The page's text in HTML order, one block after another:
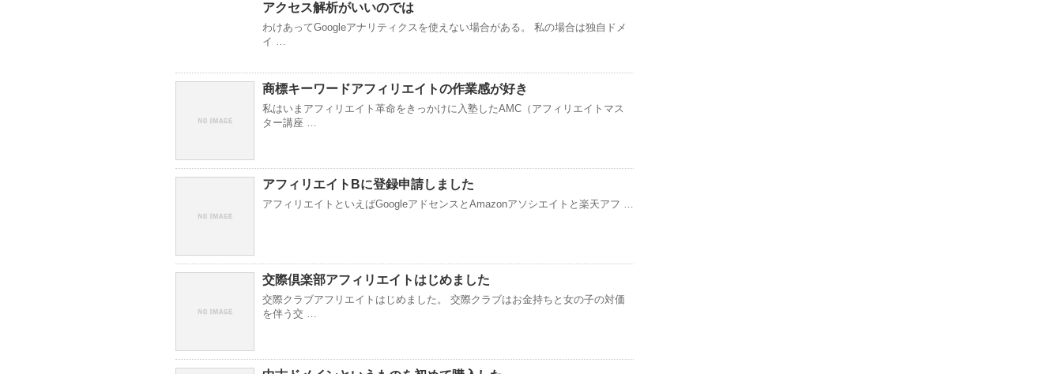
アクセス解析がいいのでは
わけあってGoogleアナリティクスを使えない場合がある。 私の場合は独自ドメ
イ …
商標キーワードアフィリエイトの作業感が好き
私はいまアフィリエイト革命をきっかけに入塾したAMC（アフィリエイトマス
ター講座 …
アフィリエイトBに登録申請しました
アフィリエイトといえばGoogleアドセンスとAmazonアソシエイトと楽天アフ …
交際倶楽部アフィリエイトはじめました
交際クラブアフリエイトはじめました。 交際クラブはお金持ちと女の子の対価
を伴う交 …